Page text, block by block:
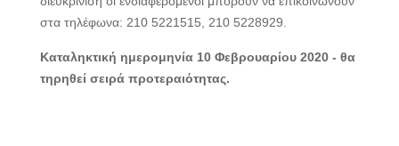
στα τηλέφωνα: 210 5221515, 210 5228929.
Καταληκτική ημερομηνία 10 Φεβρουαρίου 2020 - θα
τηρηθεί σειρά προτεραιότητας.